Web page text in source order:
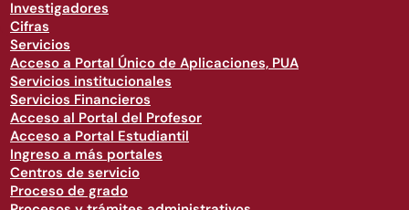
Investigadores
Cifras
Servicios
Acceso a Portal Único de Aplicaciones, PUA
Servicios institucionales
Servicios Financieros
Acceso al Portal del Profesor
Acceso a Portal Estudiantil
Ingreso a más portales
Centros de servicio
Proceso de grado